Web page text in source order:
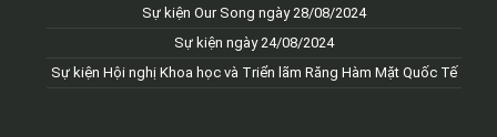
Sự kiện Our Song ngày 28/08/2024
Sự kiện ngày 24/08/2024
Sự kiện Hội nghị Khoa học và Triển lãm Răng Hàm Mặt Quốc Tế